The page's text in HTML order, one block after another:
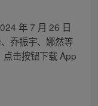
年 7 月 26 日
乔振宇、娜然等
点击按钮下载 App